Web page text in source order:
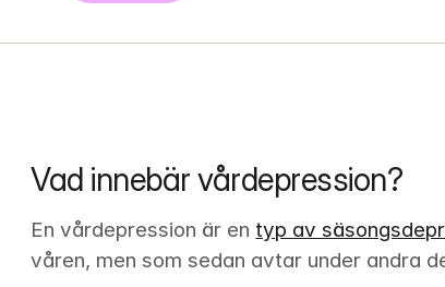
Vad innebär vårdepression?
En vårdepression är en typ av
våren, men som sedan avtar under andra